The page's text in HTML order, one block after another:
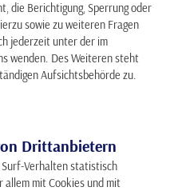
die Berichtigung, Sperrung oder
sowie zu weiteren Fragen
jederzeit unter der im
wenden. Des Weiteren steht
Aufsichtsbehörde zu.
Drittanbietern
Verhalten statistisch
allem mit Cookies und mit